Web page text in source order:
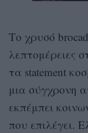
Το χρυσό
λεπτομέρειες
τα statement
μια σύγχρονη
εκπέμπει
που επιλέγει.